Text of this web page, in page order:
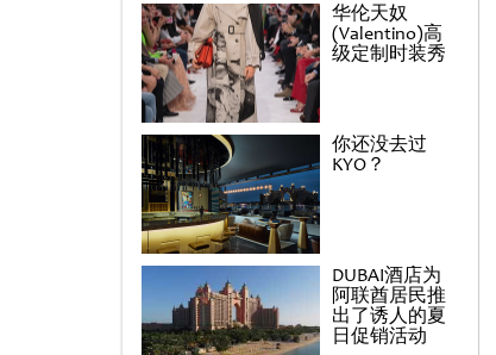
华伦天奴
(Valentino)高
级定制时装秀
你还没去过
KYO？
DUBAI酒店为
阿联酋居民推
出了诱人的夏
日促销活动